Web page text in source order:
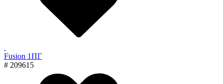
Fusion 1ПГ
# 209615